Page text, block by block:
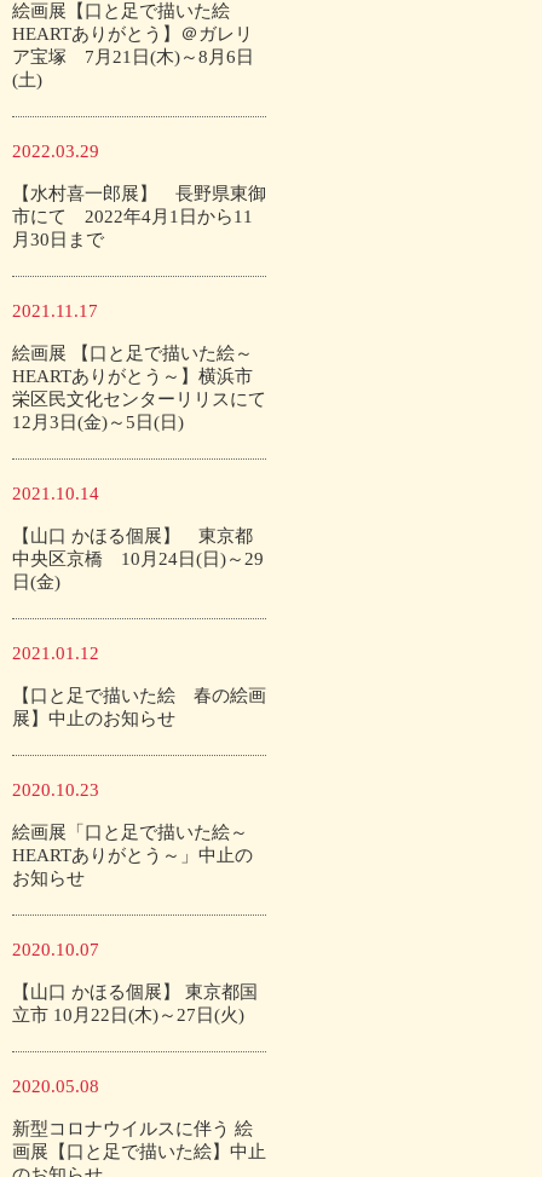
絵画展【口と足で描いた絵
HEARTありがとう】＠ガレリ
ア宝塚 7月21日(木)～8月6日
(土)
2022.03.29
【水村喜一郎展】 長野県東御
市にて 2022年4月1日から11
月30日まで
2021.11.17
絵画展 【口と足で描いた絵～
HEARTありがとう～】横浜市
栄区民文化センターリリスにて
12月3日(金)～5日(日)
2021.10.14
【山口 かほる個展】 東京都
中央区京橋 10月24日(日)～29
日(金)
2021.01.12
【口と足で描いた絵 春の絵画
展】中止のお知らせ
2020.10.23
絵画展「口と足で描いた絵～
HEARTありがとう～」中止の
お知らせ
2020.10.07
【山口 かほる個展】 東京都国
立市 10月22日(木)～27日(火)
2020.05.08
新型コロナウイルスに伴う 絵
画展【口と足で描いた絵】中止